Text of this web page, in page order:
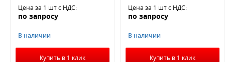
Цена за 1 штс НДС:
по запросу
В наличии
Купить в 1 клик
Цена за 1 штс НДС:
по запросу
В наличии
Купить в 1 клик